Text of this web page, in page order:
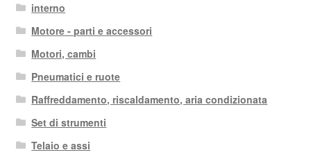
interno
Motore - parti e accessori
Motori, cambi
Pneumatici e ruote
Raffreddamento, riscaldamento, aria condizionata
Set di strumenti
Telaio e assi